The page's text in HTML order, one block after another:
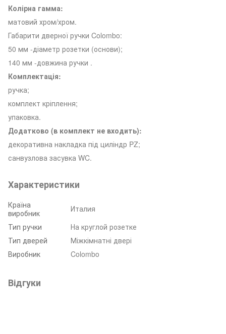
Колірна гамма:
матовий хром/хром.
Габарити дверної ручки Colombo:
50 мм -діаметр розетки (основи);
140 мм -довжина ручки .
Комплектація:
ручка;
комплект кріплення;
упаковка.
Додатково (в комплект не входить):
декоративна накладка під циліндр PZ;
санвузлова засувка WC.
Характеристики
Країна
виробник
Италия
Тип ручки
На круглой розетке
Тип дверей
Міжкімнатні двері
Виробник
Colombo
Відгуки